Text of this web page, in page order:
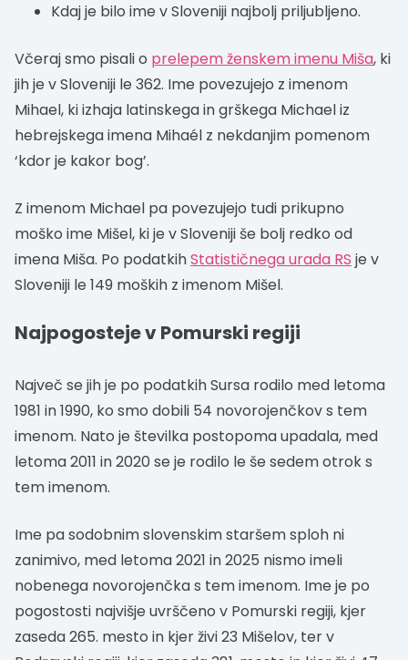
Kdaj je bilo ime v Sloveniji najbolj priljubljeno.
Včeraj smo pisali o prelepem ženskem imenu Miša, ki
jih je v Sloveniji le 362. Ime povezujejo z imenom
Mihael, ki izhaja latinskega in grškega Michael iz
hebrejskega imena Mihaél z nekdanjim pomenom
‘kdor je kakor bog’.
Z imenom Michael pa povezujejo tudi prikupno
moško ime Mišel, ki je v Sloveniji še bolj redko od
imena Miša. Po podatkihStatističnega urada RS je v
Sloveniji le 149 moških z imenom Mišel.
Najpogosteje v Pomurski regiji
Največ se jih je po podatkih Sursa rodilo med letoma
1981 in 1990, ko smo dobili 54 novorojenčkov s tem
imenom. Nato je številka postopoma upadala, med
letoma 2011 in 2020 se je rodilo le še sedem otrok s
tem imenom.
Ime pa sodobnim slovenskim staršem sploh ni
zanimivo, med letoma 2021 in 2025 nismo imeli
nobenega novorojenčka s tem imenom. Ime je po
pogostosti najvišje uvrščeno v Pomurski regiji, kjer
zaseda 265. mesto in kjer živi 23 Mišelov, ter v